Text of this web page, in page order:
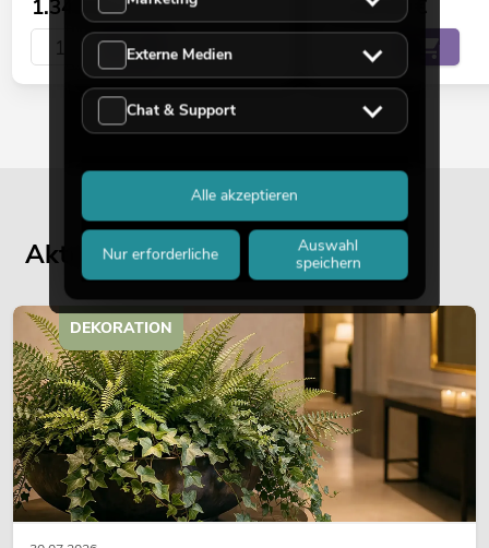
1.349,00€ 1.329,00 €
Aktuelle Blogbeiträge
DEKORATION
Externe Medien
Chat & Support
Nur erforderliche
Auswahl
speichern
Alle akzeptieren